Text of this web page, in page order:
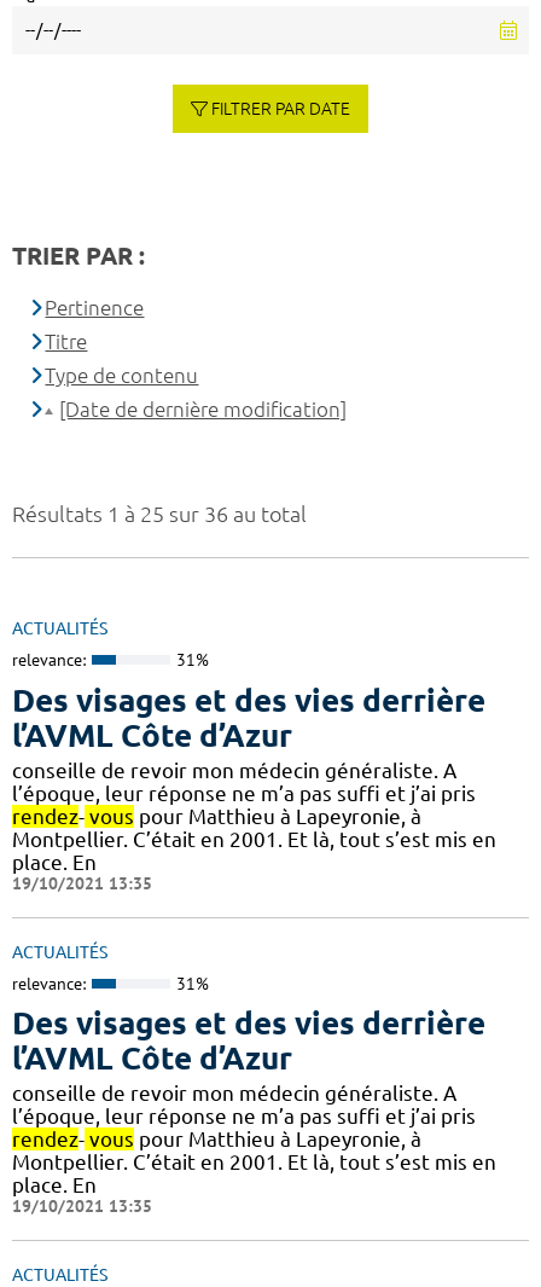
Résultats 1 à 25 sur 36 au total
ACTUALITÉS
relevance: 31%
Des visages et des vies derrière
l’AVML Côte d’Azur
conseille de revoir mon médecin généraliste. A
l’époque, leur réponse ne m’a pas suffi et j’ai pris
rendez- vous pour Matthieu à Lapeyronie, à
Montpellier. C’était en 2001. Et là, tout s’est mis en
place. En
19/10/2021 13:35
ACTUALITÉS
relevance: 31%
Des visages et des vies derrière
l’AVML Côte d’Azur
conseille de revoir mon médecin généraliste. A
l’époque, leur réponse ne m’a pas suffi et j’ai pris
rendez- vous pour Matthieu à Lapeyronie, à
Montpellier. C’était en 2001. Et là, tout s’est mis en
place. En
19/10/2021 13:35
ACTUALITÉS
FILTRER PAR DATE
TRIER PAR :
Pertinence
Titre
Type de contenu
[Date de dernière modification]